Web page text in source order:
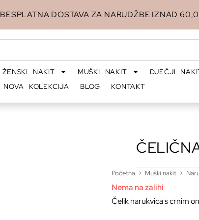
BESPLATNA DOSTAVA ZA NARUDŽBE IZNAD
ŽENSKI NAKIT MUŠKI NAKIT DJEČJI
NOVA KOLEKCIJA
BLOG KONTAKT
Početna > Muški nakit >
Nema na zalihi
Čelik narukvica s crnim